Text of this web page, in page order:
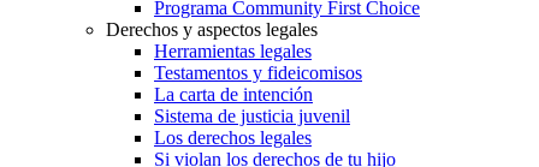
Programa Community First Choice
Derechos y aspectos legales
Herramientas legales
Testamentos y fideicomisos
La carta de intención
Sistema de justicia juvenil
Los derechos legales
Si violan los derechos de tu hijo